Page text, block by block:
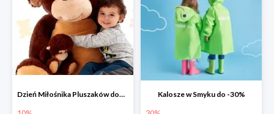
Dzień Miłośnika Pluszaków dodatkowy rabat -10% Kalosze w Smyku do -30%